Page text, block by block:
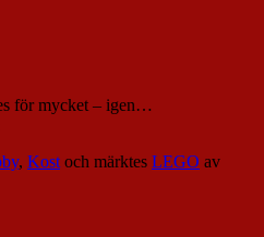
för mycket – igen…
, Kostoch märktes LEGO av